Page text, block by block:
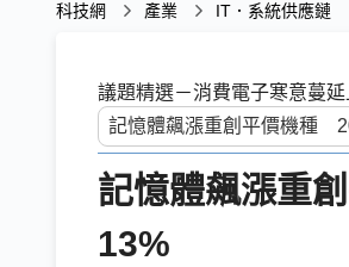
科技網 產業 IT．系統供應鏈
議題精選－消費電子寒意蔓
記憶體飆漲重
13%